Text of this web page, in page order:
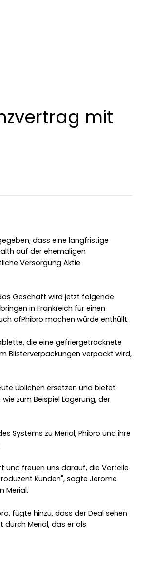
mit
dass eine langfristige
auf der ehemaligen
Versorgung Aktie
Geschäft wird jetzt folgende
in Frankreich für einen
ofPhibro machen würde enthüllt.
die eine gefriergetrocknete
Blisterverpackungen verpackt wird,
üblichen ersetzen und bietet
zum Beispiel Lagerung, der
Systems zu Merial, Phibro und ihre
und freuen uns darauf, die Vorteile
Kunden", sagte Jerome
Merial.
fügte hinzu, dass der Deal sehen
durch Merial, das er als